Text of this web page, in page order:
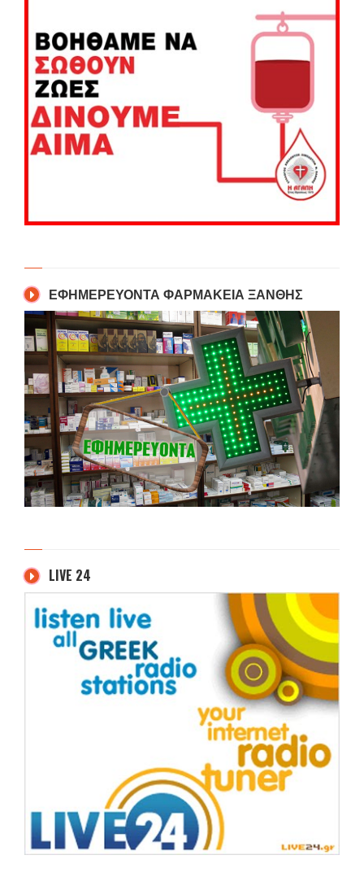
ΕΦΗΜΕΡΕΥΟΝΤΑ ΦΑΡΜΑΚΕΙΑ ΞΑΝΘΗΣ
LIVE 24